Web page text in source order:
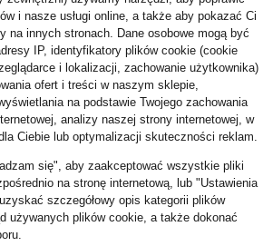
i nasze usługi online, a także aby pokazać Ci
na innych stronach. Dane osobowe mogą być
IP, identyfikatory plików cookie (cookie
i lokalizacji, zachowanie użytkownika)
ofert i treści w naszym sklepie,
na podstawie Twojego zachowania
analizy naszej strony internetowej, w
Ciebie lub optymalizacji skuteczności reklam.
się", aby zaakceptować wszystkie pliki
na stronę internetową, lub "Ustawienia
szczegółowy opis kategorii plików
używanych plików cookie, a także dokonać